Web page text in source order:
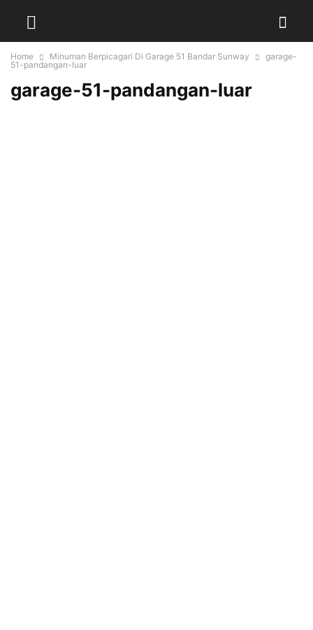
Home Minuman Berpicagari Di Garage 51 Bandar Sunway
garage-
51-pandangan-luar
garage-51-pandangan-luar